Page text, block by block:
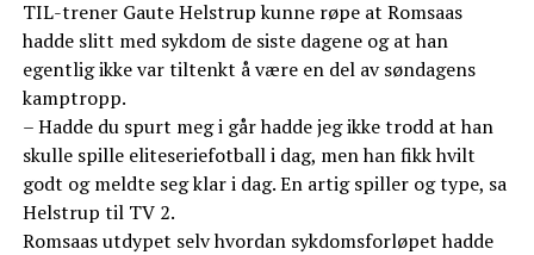
TIL-trener Gaute Helstrup kunne røpe at Romsaas
hadde slitt med sykdom de siste dagene og at han
egentlig ikke var tiltenkt å være en del av søndagens
kamptropp.
– Hadde du spurt meg i går hadde jeg ikke trodd at han
skulle spille eliteseriefotball i dag, men han fikk hvilt
godt og meldte seg klar i dag. En artig spiller og type, sa
Helstrup til TV 2.
Romsaas utdypet selv hvordan sykdomsforløpet hadde